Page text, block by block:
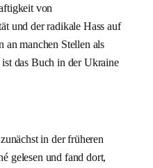
von
und der radikale Hass auf
an manchen Stellen als
das Buch in der Ukraine
in der früheren
gelesen und fand dort,